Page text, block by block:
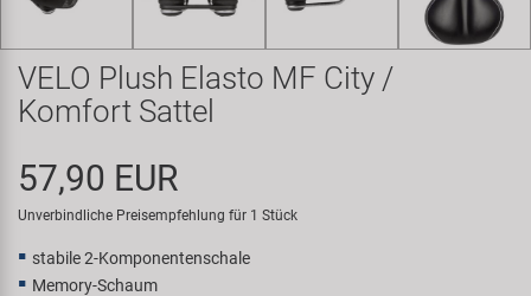
Samox
Smart
Super B
Trail-Gator
VELO Plush Elasto MF City /
Komfort Sattel
57,90 EUR
Unverbindliche Preisempfehlung für 1 Stück
stabile 2-Komponentenschale
Memory-Schaum